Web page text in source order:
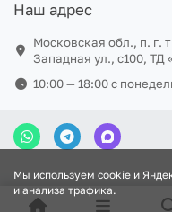
Мы используем cookie и
и анализа трафика.
Наш адрес
Московская обл., п. г.
Западная ул., с100,
10:00 — 18:00 c